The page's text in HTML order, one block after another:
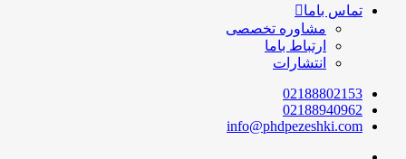
تماس باما
مشاوره تخصصی
ارتباط باما
انتشارات
02188802153
02188940962
info@phdpezeshki.com